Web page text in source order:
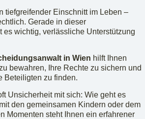
tiefgreifender Einschnitt im Leben –
Gerade in dieser
es wichtig, verlässliche Unterstützung
in Wien hilft Ihnen
bewahren, Ihre Rechte zu sichern und
Beteiligten zu finden.
Unsicherheit mit sich: Wie geht es
den gemeinsamen Kindern oder dem
Momenten steht Ihnen ein erfahrener